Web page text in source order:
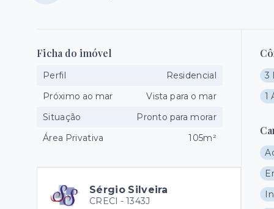
3
1
Ficha do imóvel
Perfil
Residencial
Próximo ao mar
Vista para o mar
Situação
Pronto para morar
Área Privativa
105m²
Sérgio Silveira
CRECI - 1343J